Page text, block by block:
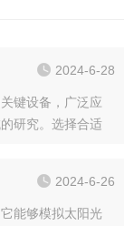
2024-6-28
键设备，广泛应
研究。选择合适
2024-6-26
能够模拟太阳光